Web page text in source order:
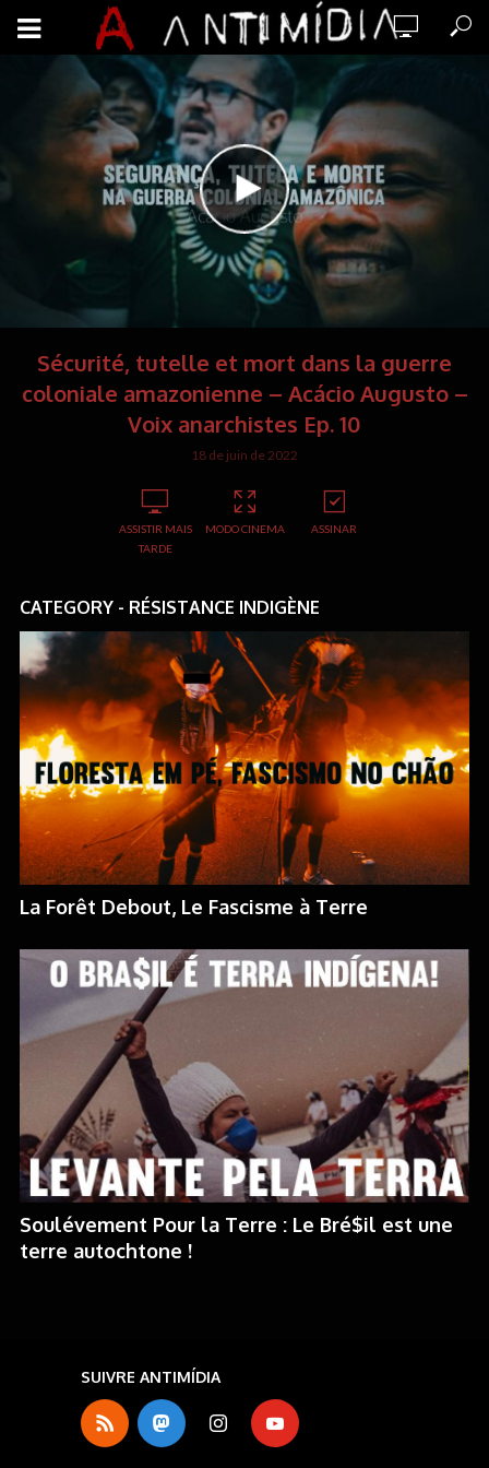
Sécurité, tutelle et mort dans la guerre
coloniale amazonienne – Acácio Augusto –
Voix anarchistes Ep. 10
18 de juin de 2022
ASSISTIR MAIS
TARDE
MODO CINEMA ASSINAR
CATEGORY - RÉSISTANCE INDIGÈNE
La Forêt Debout, Le Fascisme à Terre
Soulévement Pour la Terre : Le Bré$il est une
terre autochtone !
SUIVRE ANTIMÍDIA